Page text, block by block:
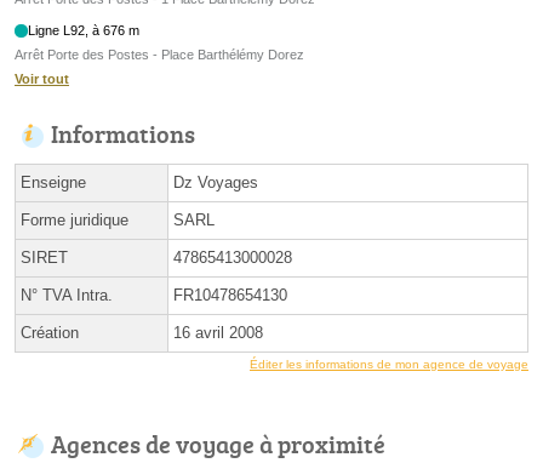
Ligne L92, à 676 m
Arrêt Porte des Postes - Place Barthélémy Dorez
Voir tout
Informations
Enseigne Dz Voyages
Forme juridique SARL
SIRET 47865413000028
N° TVA Intra. FR10478654130
Création 16 avril 2008
Éditer les informations de mon agence de voyage
Agences de voyage à proximité